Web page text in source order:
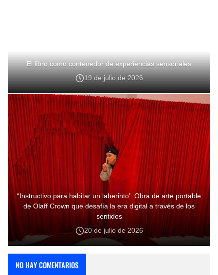
El libro como contenedor de experiencias sensoriales
19 de julio de 2026
“Instructivo para habitar un laberinto’: Obra de arte portable
de Olaff Crown que desafía la era digital a través de los
sentidos
20 de julio de 2026
NO HAY COMENTARIOS